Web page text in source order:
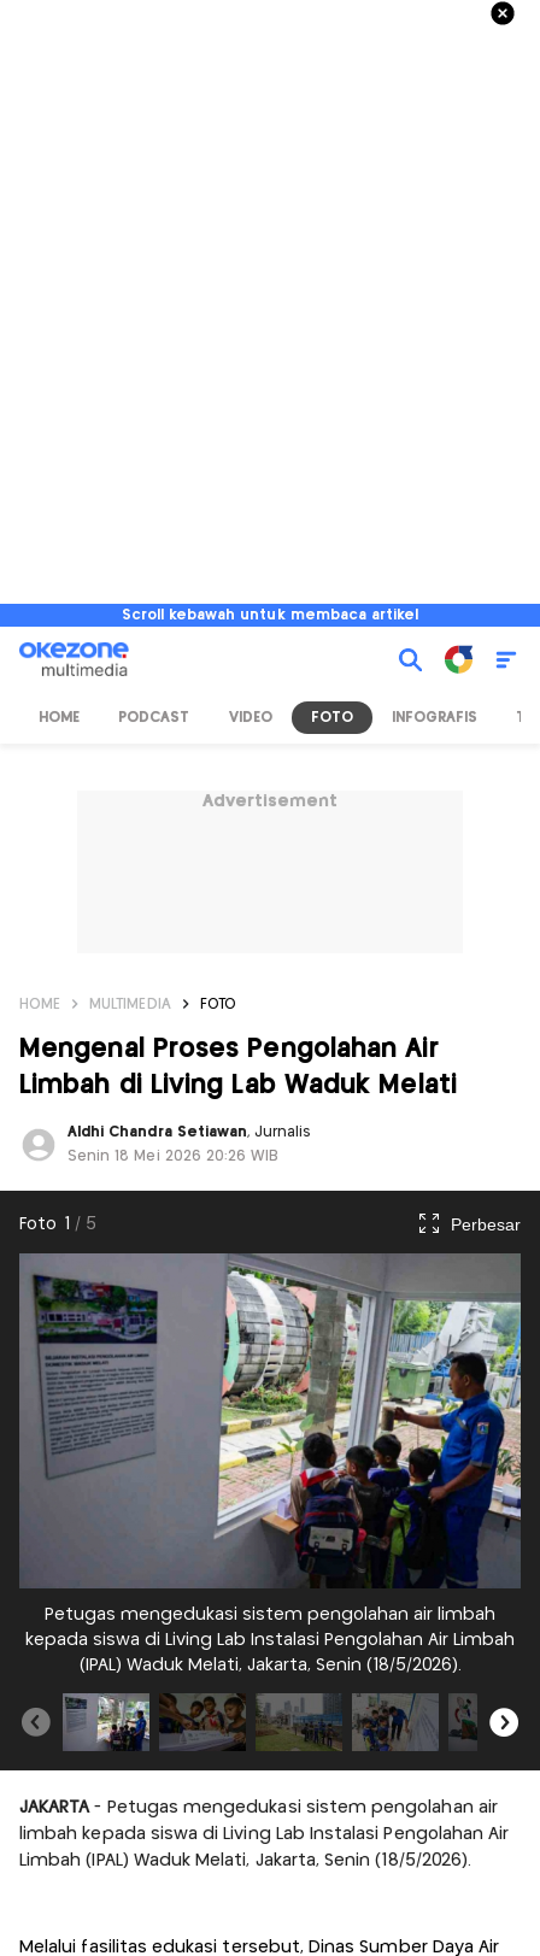
Scroll kebawah untuk membaca artikel
HOME PODCAST VIDEO FOTO INFOGRAFIS TV
Advertisement
HOME MULTIMEDIA FOTO
Mengenal Proses Pengolahan Air
Limbah di Living Lab Waduk Melati
Aldhi Chandra Setiawan, Jurnalis
Senin 18 Mei 2026 20:26 WIB
Foto 1 / 5 Perbesar
Petugas mengedukasi sistem pengolahan air limbah
kepada siswa di Living Lab Instalasi Pengolahan Air Limbah
(IPAL) Waduk Melati, Jakarta, Senin (18/5/2026).
JAKARTA - Petugas mengedukasi sistem pengolahan air
limbah kepada siswa di Living Lab Instalasi Pengolahan Air
Limbah (IPAL) Waduk Melati, Jakarta, Senin (18/5/2026).
Melalui fasilitas edukasi tersebut, Dinas Sumber Daya Air